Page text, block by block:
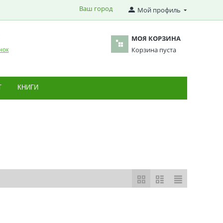
Мой профиль
Ваш город
МОЯ КОРЗИНА
Корзина пуста
КНИГИ